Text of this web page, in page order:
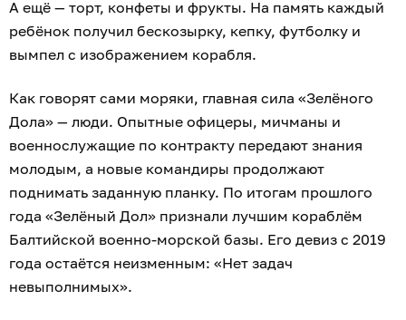
А ещё — торт, конфеты и фрукты. На память каждый
ребёнок получил бескозырку, кепку, футболку и
вымпел с изображением корабля.
Как говорят сами моряки, главная сила «Зелёного
Дола» — люди. Опытные офицеры, мичманы и
военнослужащие по контракту передают знания
молодым, а новые командиры продолжают
поднимать заданную планку. По итогам прошлого
года «Зелёный Дол» признали лучшим кораблём
Балтийской военно-морской базы. Его девиз с 2019
года остаётся неизменным: «Нет задач
невыполнимых».